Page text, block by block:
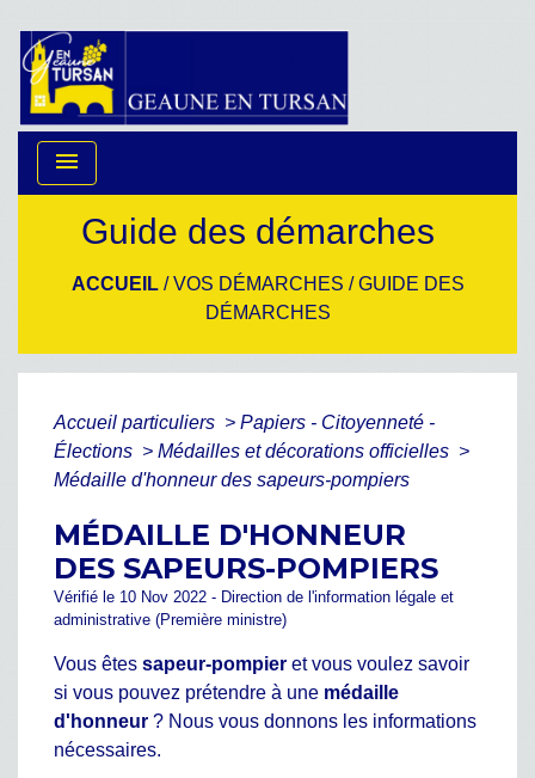
menu
Guide des démarches
ACCUEIL/VOS DÉMARCHES /GUIDE DES
DÉMARCHES
Accueil particuliers > Papiers - Citoyenneté -
Élections > Médailles et décorations officielles >
Médaille d'honneur des sapeurs-pompiers
MÉDAILLE D'HONNEUR
DES SAPEURS-POMPIERS
Vérifié le 10 Nov 2022 - Direction de l'information légale et
administrative (Première ministre)
Vous êtes sapeur-pompier et vous voulez savoir
si vous pouvez prétendre à une médaille
d'honneur ? Nous vous donnons les informations
nécessaires.